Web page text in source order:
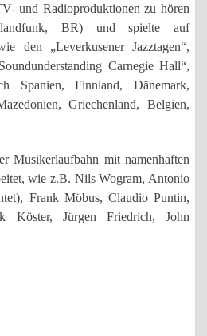
und Radioproduktionen zu hören
BR) und spielte auf
den „Leverkusener Jazztagen“,
Carnegie Hall“,
Spanien, Finnland, Dänemark,
Griechenland, Belgien,
Musikerlaufbahn mit namenhaften
wie z.B. Nils Wogram, Antonio
Frank Möbus, Claudio Puntin,
Köster, Jürgen Friedrich, John